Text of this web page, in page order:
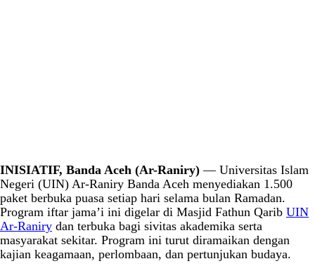
INISIATIF, Banda Aceh (Ar-Raniry) — Universitas Islam
Negeri (UIN) Ar-Raniry Banda Aceh menyediakan 1.500
paket berbuka puasa setiap hari selama bulan Ramadan.
Program iftar jama’i ini digelar di Masjid Fathun Qarib UIN
Ar-Raniry dan terbuka bagi sivitas akademika serta
masyarakat sekitar. Program ini turut diramaikan dengan
kajian keagamaan, perlombaan, dan pertunjukan budaya.